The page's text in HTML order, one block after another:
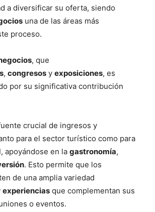
a diversificar su oferta, siendo
una de las áreas más
proceso.
, que
, congresos y exposiciones, es
por su significativa contribución
crucial de ingresos y
para el sector turístico como para
apoyándose en la gastronomía,
. Esto permite que los
de una amplia variedad
experiencias que complementan sus
o eventos.